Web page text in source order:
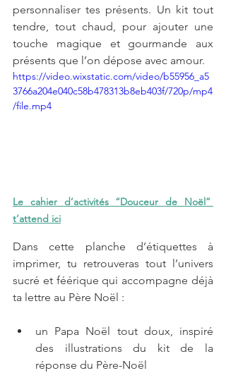
personnaliser tes présents. Un kit tout
tendre, tout chaud, pour ajouter une
touche magique et gourmande aux
présents que l’on dépose avec amour.
https://video.wixstatic.com/video/b55956_a5
3766a204e040c58b478313b8eb403f/720p/mp4
/file.mp4
Le cahier d’activités “Douceur de Noël”
t’attend ici
Dans cette planche d’étiquettes à
imprimer, tu retrouveras tout l’univers
sucré et féérique qui accompagne déjà
ta lettre au Père Noël :
un Papa Noël tout doux, inspiré
des illustrations du kit de la
réponse du Père-Noël